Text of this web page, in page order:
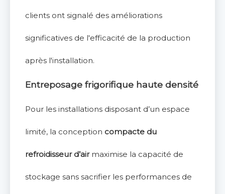
clients ont signalé des améliorations
significatives de l'efficacité de la production
après l'installation.
Entreposage frigorifique haute densité
Pour les installations disposant d’un espace
limité, la conception compacte du
refroidisseur d’air maximise la capacité de
stockage sans sacrifier les performances de